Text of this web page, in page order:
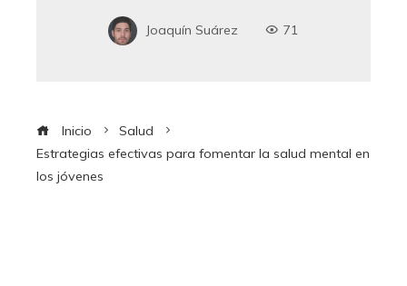
Joaquín Suárez 71
Inicio
Salud
Estrategias efectivas para fomentar la salud mental en
los jóvenes